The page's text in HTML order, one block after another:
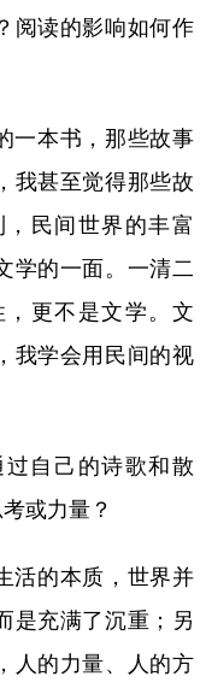
阅读的影响如何作
本书，那些故事
我甚至觉得那些故
民间世界的丰富
学的一面。一清二
更不是文学。文
我学会用民间的视
自己的诗歌和散
或力量？
的本质，世界并
是充满了沉重；另
人的力量、人的方